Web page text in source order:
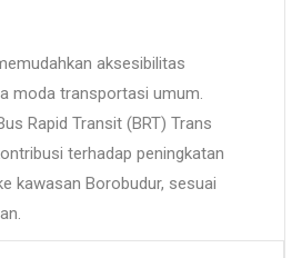
aksesibilitas
moda transportasi umum.
Rapid Transit (BRT) Trans
terhadap peningkatan
kawasan Borobudur, sesuai